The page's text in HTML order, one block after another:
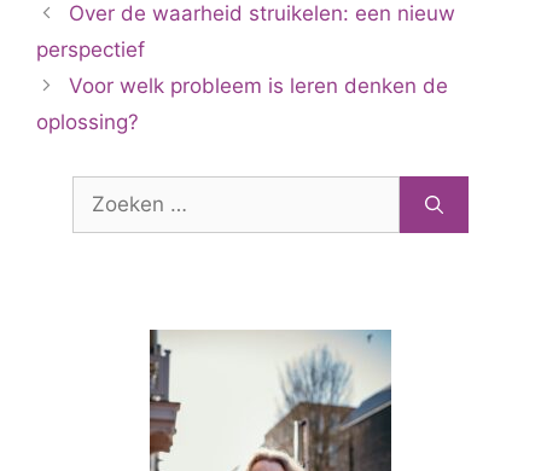
Over de waarheid struikelen: een nieuw
perspectief
Voor welk probleem is leren denken de
oplossing?
Zoek